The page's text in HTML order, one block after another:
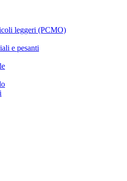
leggeri (PCMO)
e pesanti